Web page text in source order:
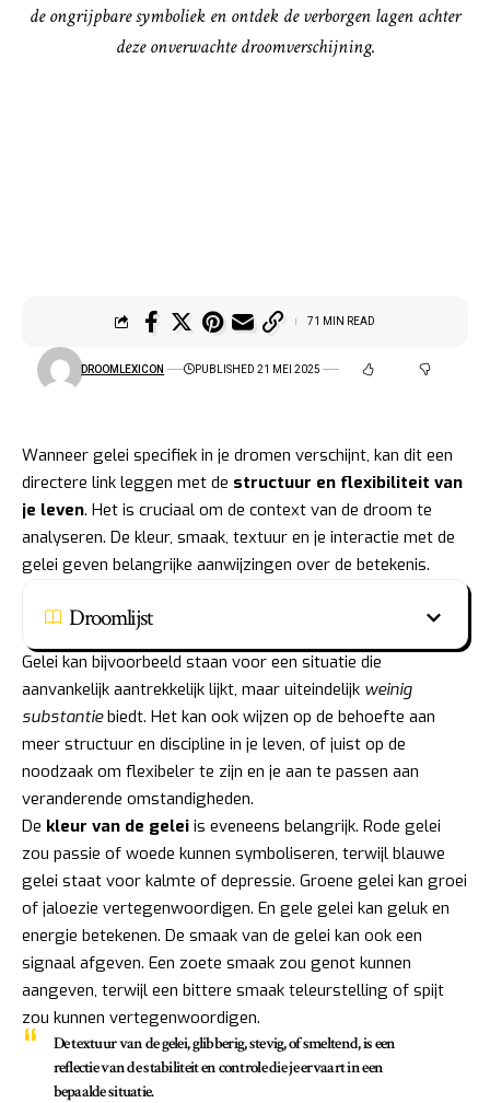
de ongrijpbare symboliek en ontdek de verborgen lagen achter
deze onverwachte droomverschijning.
DROOMLEXICON PUBLISHED 21 MEI 2025
71 MIN READ
Wanneer gelei specifiek in je dromen verschijnt, kan dit een
directere link leggen met de structuur en flexibiliteit van
je leven. Het is cruciaal om de context van de droom te
analyseren. De kleur, smaak, textuur en je interactie met de
gelei geven belangrijke aanwijzingen over de betekenis.
Droomlijst
Gelei kan bijvoorbeeld staan voor een situatie die
aanvankelijk aantrekkelijk lijkt, maar uiteindelijk weinig
substantiebiedt. Het kan ook wijzen op de behoefte aan
meer structuur en discipline in je leven, of juist op de
noodzaak om flexibeler te zijn en je aan te passen aan
veranderende omstandigheden.
De kleur van de gelei is eveneens belangrijk. Rode gelei
zou passie of woede kunnen symboliseren, terwijl blauwe
gelei staat voor kalmte of depressie. Groene gelei kan groei
of jaloezie vertegenwoordigen. En gele gelei kan geluk en
energie betekenen. De smaak van de gelei kan ook een
signaal afgeven. Een zoete smaak zou genot kunnen
aangeven, terwijl een bittere smaak teleurstelling of spijt
zou kunnen vertegenwoordigen.
De textuur van de gelei, glibberig, stevig, of smeltend, is een
reflectie van de stabiliteit en controle die je ervaart in een
bepaalde situatie.